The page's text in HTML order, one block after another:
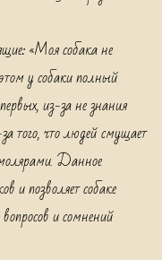
«Моя собака не
у собаки полный
из-за не знания
того, что людей смущает
Данное
и позволяет собаке
и сомнений